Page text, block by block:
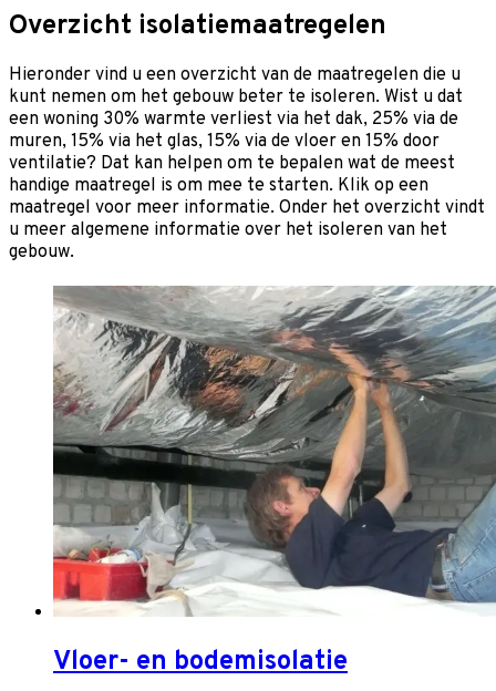
Overzicht isolatiemaatregelen
Hieronder vind u een overzicht van de maatregelen die u
kunt nemen om het gebouw beter te isoleren. Wist u dat
een woning 30% warmte verliest via het dak, 25% via de
muren, 15% via het glas, 15% via de vloer en 15% door
ventilatie? Dat kan helpen om te bepalen wat de meest
handige maatregel is om mee te starten. Klik op een
maatregel voor meer informatie. Onder het overzicht vindt
u meer algemene informatie over het isoleren van het
gebouw.
Vloer- en bodemisolatie